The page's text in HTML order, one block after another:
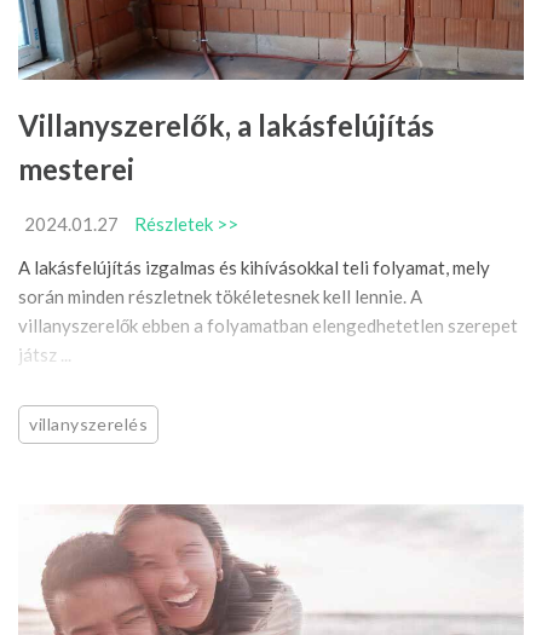
Villanyszerelők, a lakásfelújítás
mesterei
2024.01.27
Részletek >>
A lakásfelújítás izgalmas és kihívásokkal teli folyamat, mely
során minden részletnek tökéletesnek kell lennie. A
villanyszerelők ebben a folyamatban elengedhetetlen szerepet
játsz ...
villanyszerelés